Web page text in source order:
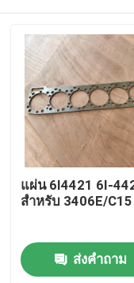
แผ่น 6I4421 6I-
สําหรับ 3406E/C15
ส่งคำถาม